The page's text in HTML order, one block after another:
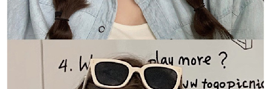
２．關於個人資料處理事宜，請瀏覽以下網址：
https://aftee.tw/terms/#terms3
３．未成年的使用者請事先徵得法定代理人或監護人之同意方可使用
「AFTEE先享後付」，若未經同意申辦者引起之損失，本公司不負相關責
４．使用「AFTEE先享後付」時，將依據個別帳號之用戶狀況，依本公司即
時審查核予不同之上限額度；若仍有額度不足之情形，本公司將視審查結果
請求用戶進行身份認證。
每筆NT$80，滿NT$1,500(含以上)免運費
宅配
每筆NT$100，滿NT$1,500(含以上)免運費